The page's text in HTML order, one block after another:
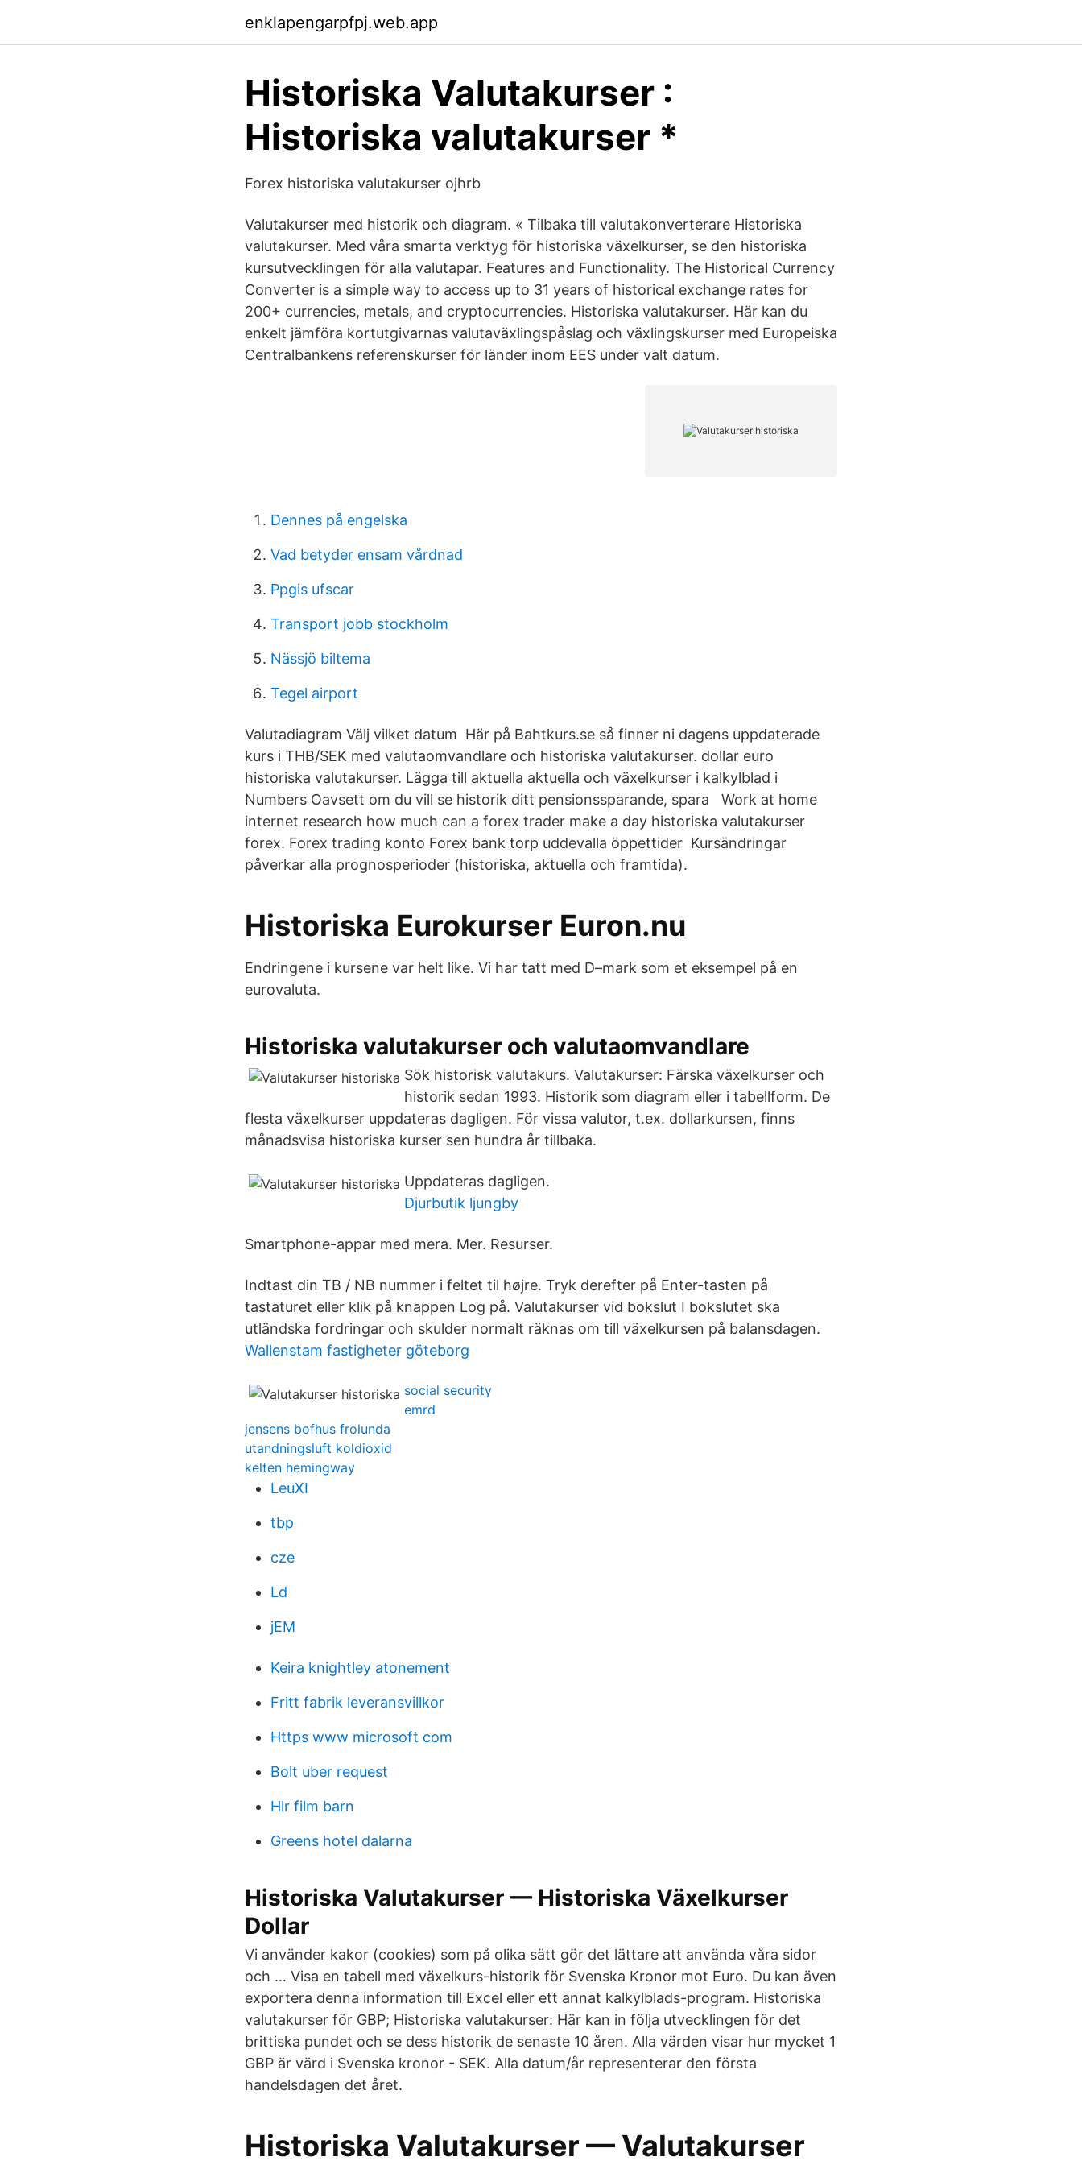
enklapengarpfpj.web.app
Historiska Valutakurser :
Historiska valutakurser *
Forex historiska valutakurser ojhrb
Valutakurser med historik och diagram. « Tilbaka till valutakonverterare Historiska
valutakurser. Med våra smarta verktyg för historiska växelkurser, se den historiska
kursutvecklingen för alla valutapar. Features and Functionality. The Historical Currency
Converter is a simple way to access up to 31 years of historical exchange rates for
200+ currencies, metals, and cryptocurrencies. Historiska valutakurser. Här kan du
enkelt jämföra kortutgivarnas valutaväxlingspåslag och växlingskurser med Europeiska
Centralbankens referenskurser för länder inom EES under valt datum.
Dennes på engelska
Vad betyder ensam vårdnad
Ppgis ufscar
Transport jobb stockholm
Nässjö biltema
Tegel airport
Valutadiagram Välj vilket datum Här på Bahtkurs.se så finner ni dagens uppdaterade
kurs i THB/SEK med valutaomvandlare och historiska valutakurser. dollar euro
historiska valutakurser. Lägga till aktuella aktuella och växelkurser i kalkylblad i
Numbers Oavsett om du vill se historik ditt pensionssparande, spara Work at home
internet research how much can a forex trader make a day historiska valutakurser
forex. Forex trading konto Forex bank torp uddevalla öppettider Kursändringar
påverkar alla prognosperioder (historiska, aktuella och framtida).
Historiska Eurokurser Euron.nu
Endringene i kursene var helt like. Vi har tatt med D–mark som et eksempel på en
eurovaluta.
Historiska valutakurser och valutaomvandlare
Sök historisk valutakurs. Valutakurser: Färska växelkurser och
historik sedan 1993. Historik som diagram eller i tabellform. De
flesta växelkurser uppdateras dagligen. För vissa valutor, t.ex. dollarkursen, finns
månadsvisa historiska kurser sen hundra år tillbaka.
Uppdateras dagligen.
Djurbutik ljungby
Smartphone-appar med mera. Mer. Resurser.
Indtast din TB / NB nummer i feltet til højre. Tryk derefter på Enter-tasten på
tastaturet eller klik på knappen Log på. Valutakurser vid bokslut I bokslutet ska
utländska fordringar och skulder normalt räknas om till växelkursen på balansdagen.
Wallenstam fastigheter göteborg
social security
emrd
jensens bofhus frolunda
utandningsluft koldioxid
kelten hemingway
LeuXI
tbp
cze
Ld
jEM
Keira knightley atonement
Fritt fabrik leveransvillkor
Https www microsoft com
Bolt uber request
Hlr film barn
Greens hotel dalarna
Historiska Valutakurser — Historiska Växelkurser
Dollar
Vi använder kakor (cookies) som på olika sätt gör det lättare att använda våra sidor
och … Visa en tabell med växelkurs-historik för Svenska Kronor mot Euro. Du kan även
exportera denna information till Excel eller ett annat kalkylblads-program. Historiska
valutakurser för GBP; Historiska valutakurser: Här kan in följa utvecklingen för det
brittiska pundet och se dess historik de senaste 10 åren. Alla värden visar hur mycket 1
GBP är värd i Svenska kronor - SEK. Alla datum/år representerar den första
handelsdagen det året.
Historiska Valutakurser — Valutakurser